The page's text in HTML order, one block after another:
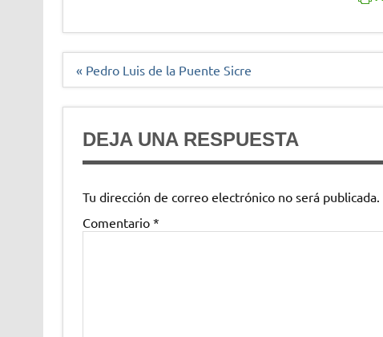
Navegación
« Pedro Luis de la Puente Sicre
DEJA UNA RESPUESTA
Tu dirección de correo electrónico no será publicada.
Comentario *